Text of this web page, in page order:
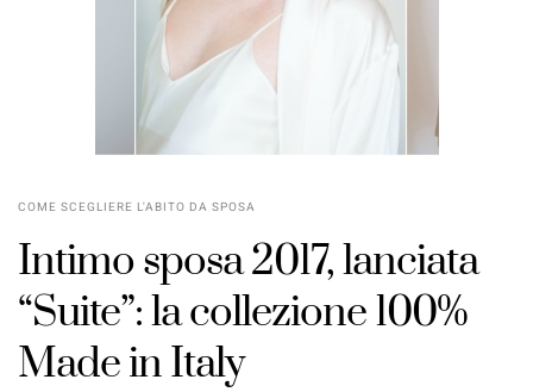
COME SCEGLIERE L'ABITO DA SPOSA
Intimo sposa 2017, lanciata
“Suite”: la collezione 100%
Made in Italy